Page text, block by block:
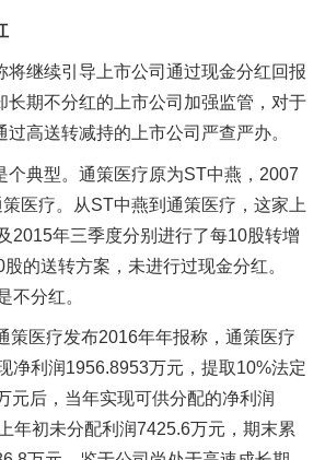
将继续引导上市公司通过现金分红回报
长期不分红的上市公司加强监管，对于
高送转减持的上市公司严查严办。
个典型。通策医疗原为ST中燕，2007
医疗。从ST中燕到通策医疗，这家上
2015年三季度分别进行了每10股转增
的送转方案，未进行过现金分红。
不分红。
策医疗发布2016年年报称，通策医疗
净利润1956.8953万元，提取10%法定
元后，当年实现可供分配的净利润
年初未分配利润7425.6万元，期末累